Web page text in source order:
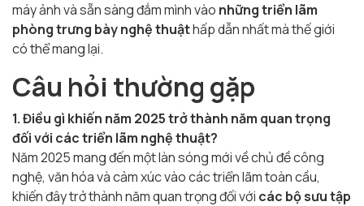
máy ảnh và sẵn sàng đắm mình vào những triển lãm
phòng trưng bày nghệ thuậthấp dẫn nhất mà thế giới
có thể mang lại.
Câu hỏi thường gặp
1. Điều gì khiến năm 2025 trở thành năm quan trọng
đối với các triển lãm nghệ thuật?
Năm 2025 mang đến một làn sóng mới về chủ đề công
nghệ, văn hóa và cảm xúc vào các triển lãm toàn cầu,
khiến đây trở thành năm quan trọng đối với các bộ sưu tập